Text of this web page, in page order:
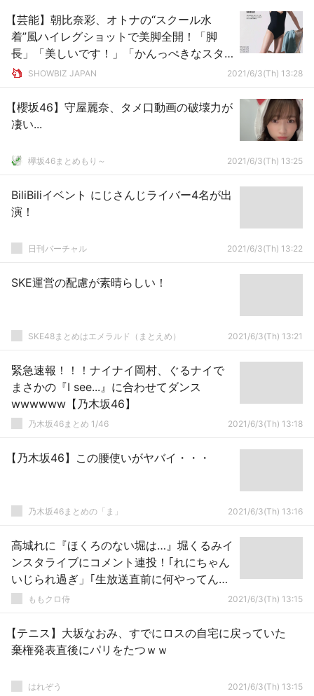
【芸能】朝比奈彩、オトナの“スクール水
着”風ハイレグショットで美脚全開！「脚
長」「美しいです！」「かんっぺきなスタ
イルすね！」とファン絶賛
SHOWBIZ JAPAN 2021/6/3(Th) 13:28
【櫻坂46】守屋麗奈、タメ口動画の破壊力が
凄い...
欅坂46まとめもり～ 2021/6/3(Th) 13:25
BiliBiliイベント にじさんじライバー4名が出
演！
日刊バーチャル 2021/6/3(Th) 13:22
SKE運営の配慮が素晴らしい！
SKE48まとめはエメラルド（まとえめ） 2021/6/3(Th) 13:21
緊急速報！！！ナイナイ岡村、ぐるナイで
まさかの『I see...』に合わせてダンス
wwwwww【乃木坂46】
乃木坂46まとめ 1/46 2021/6/3(Th) 13:18
【乃木坂46】この腰使いがヤバイ・・・
乃木坂46まとめの「ま」 2021/6/3(Th) 13:16
高城れに『ほくろのない堀は…』堀くるみイ
ンスタライブにコメント連投！｢れにちゃん
いじられ過ぎ」｢生放送直前に何やってんだ
w」｢キュウリ食べながら対応」
ももクロ侍 2021/6/3(Th) 13:15
【テニス】大坂なおみ、すでにロスの自宅に戻っていた
棄権発表直後にパリをたつｗｗ
はれぞう 2021/6/3(Th) 13:15